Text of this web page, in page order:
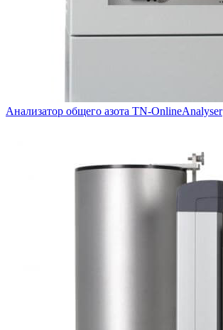
Анализатор общего азота TN-OnlineAnalyser